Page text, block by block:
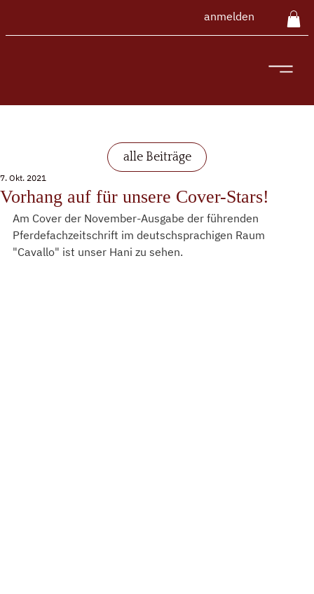
anmelden
alle Beiträge
Vorhang auf für unsere Cover-Stars!
7. Okt. 2021
Am Cover der November-Ausgabe der führenden
Pferdefachzeitschrift im deutschsprachigen Raum
"Cavallo" ist unser Hani zu sehen.